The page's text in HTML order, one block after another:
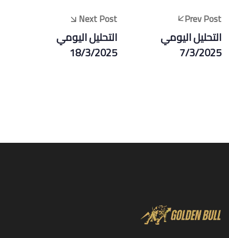
Prev Post
التحليل اليومي
7/3/2025
Next Post
التحليل اليومي
18/3/2025